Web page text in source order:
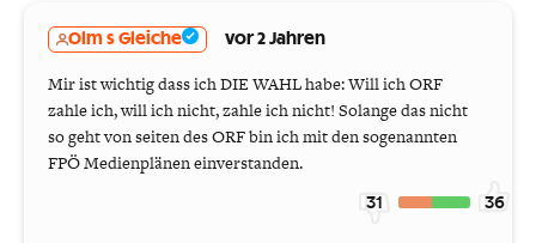
Olm s Gleiche vor 2 Jahren
Mir ist wichtig dass ich DIE WAHL habe: Will ich ORF
zahle ich, will ich nicht, zahle ich nicht! Solange das nicht
so geht von seiten des ORF bin ich mit den sogenannten
FPÖ Medienplänen einverstanden.
31 36